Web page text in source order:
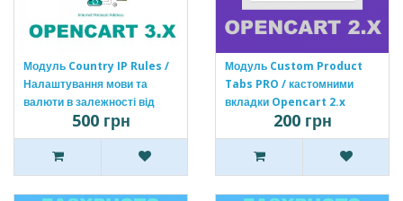
Модуль Country IP Rules /
Налаштування мови та
валюти в залежності від
країни Opencart 3 [OCMOD]
500 грн
Модуль Custom Product
Tabs PRO / кастомними
вкладки Opencart 2.x
[OCMOD]200 грн